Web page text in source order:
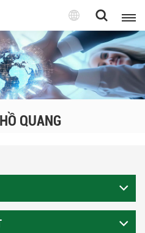
Tiếng
Việt
English
Pусский
Tiếng việt
QUANG